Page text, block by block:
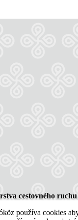
cestovného
používa cookies